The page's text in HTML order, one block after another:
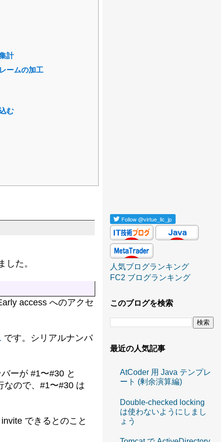
計
ームの加工
む
た。
access へのアクセ
です。シリアルナンバ
ーが #1〜#30 と
なので、#1〜#30 は
できるとのこと
Follow@virtue_llc_jp
人気ブログランキング
FC2 ブログランキング
このブログを検索
最近の人気記事
AtCoder 用 Java テンプレ
ート (剰余演算編)
Double-checked locking
は使わないようにしまし
ょう